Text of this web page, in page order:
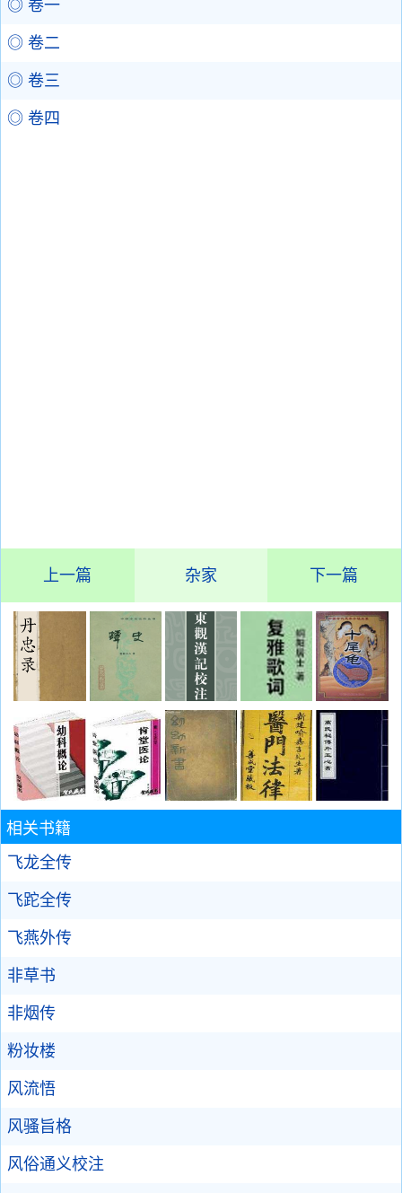
◎ 卷一
◎ 卷二
◎ 卷三
◎ 卷四
上一篇 杂家 下一篇
相关书籍
飞龙全传
飞跎全传
飞燕外传
非草书
非烟传
粉妆楼
风流悟
风骚旨格
风俗通义校注